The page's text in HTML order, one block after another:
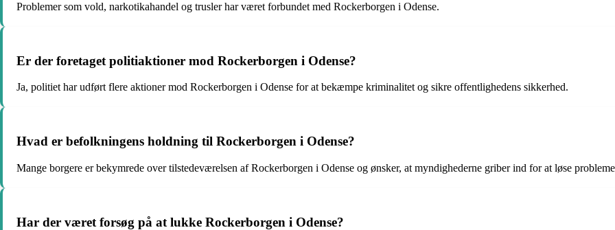
Problemer som vold, narkotikahandel og trusler har været forbundet med Rockerborgen i Odense.
Er der foretaget politiaktioner mod Rockerborgen i Odense?
Ja, politiet har udført flere aktioner mod Rockerborgen i Odense for at bekæmpe kriminalitet og sikre offentlighedens sikkerhed.
Hvad er befolkningens holdning til Rockerborgen i Odense?
Mange borgere er bekymrede over tilstedeværelsen af Rockerborgen i Odense og ønsker, at myndighederne griber ind for at løse
Har der været forsøg på at lukke Rockerborgen i Odense?